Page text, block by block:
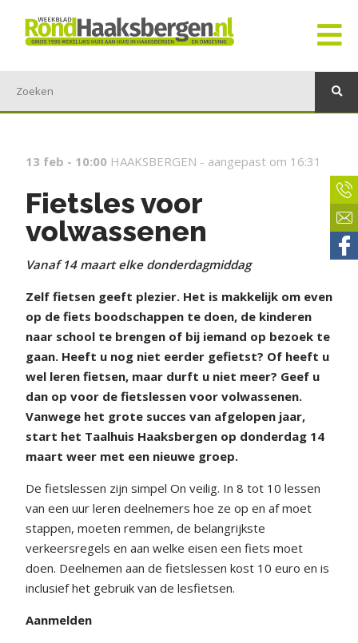
13 feb - 10:00 HAAKSBERGEN - aangepast om 16:31
Fietsles voor
volwassenen
Vanaf 14 maart elke donderdagmiddag
Zelf fietsen geeft plezier. Het is makkelijk om even
op de fiets boodschappen te doen, de kinderen
naar school te brengen of bij iemand op bezoek te
gaan. Heeft u nog niet eerder gefietst? Of heeft u
wel leren fietsen, maar durft u niet meer? Geef u
dan op voor de fietslessen voor volwassenen.
Vanwege het grote succes van afgelopen jaar,
start het Taalhuis Haaksbergen op donderdag 14
maart weer met een nieuwe groep.
De fietslessen zijn simpel Оn veilig. In 8 tot 10 lessen
van een uur leren deelnemers hoe ze op en af moet
stappen, moeten remmen, de belangrijkste
verkeersregels en aan welke eisen een fiets moet
doen. Deelnemen aan de fietslessen kost 10 euro en is
inclusief het gebruik van de lesfietsen.
Aanmelden